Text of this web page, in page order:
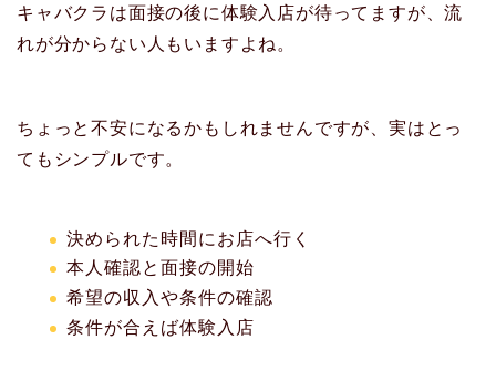
キャバクラは面接の後に体験入店が待ってますが、流
れが分からない人もいますよね。
ちょっと不安になるかもしれませんですが、実はとっ
てもシンプルです。
決められた時間にお店へ行く
本人確認と面接の開始
希望の収入や条件の確認
条件が合えば体験入店